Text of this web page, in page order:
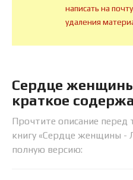
написать на почту
удаления
Сердце
краткое
Прочтите описание перед
книгу «Сердце женщины -
полную версию: